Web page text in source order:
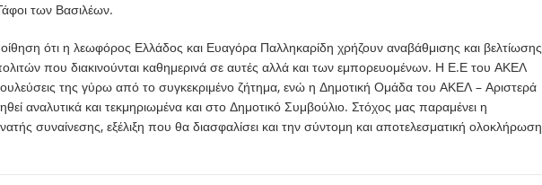
των Βασιλέων.
ότι η λεωφόρος Ελλάδος και Ευαγόρα Παλληκαρίδη χρήζουν αναβάθμισης και βελτίωσης
που διακινούνται καθημερινά σε αυτές αλλά και των εμπορευομένων. Η Ε.Ε του ΑΚΕΛ
της γύρω από το συγκεκριμένο ζήτημα, ενώ η Δημοτική Ομάδα του ΑΚΕΛ – Αριστερά
αναλυτικά και τεκμηριωμένα και στο Δημοτικό Συμβούλιο. Στόχος μας παραμένει η
συναίνεσης, εξέλιξη που θα διασφαλίσει και την σύντομη και αποτελεσματική ολοκλήρωση